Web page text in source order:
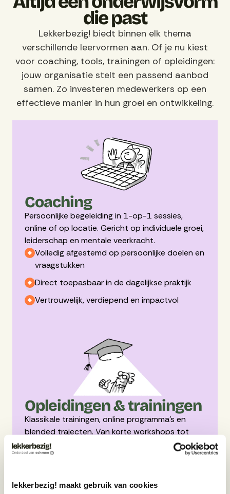
lekkerbezig! maakt gebruik van cookies
die past
Lekkerbezig! biedt binnen elk thema
verschillende leervormen aan. Of je nu kiest
voor coaching, tools, trainingen of opleidingen:
jouw organisatie stelt een passend aanbod
samen. Zo investeren medewerkers op een
effectieve manier in hun groei en ontwikkeling.
Coaching
Persoonlijke begeleiding in 1-op-1 sessies,
online of op locatie. Gericht op individuele groei,
leiderschap en mentale veerkracht.
Volledig afgestemd op persoonlijke doelen en
vraagstukken
Direct toepasbaar in de dagelijkse praktijk
Vertrouwelijk, verdiepend en impactvol
Opleidingen & trainingen
Klassikale trainingen, online programma’s en
blended trajecten. Van korte workshops tot
meerdaagse opleidingen.
Leren in interactie met anderen vergroot
Duidelijke structuur en vaste leerlijnen